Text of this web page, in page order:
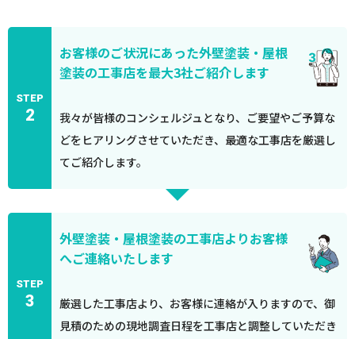
STEP
2
お客様のご状況にあった外壁塗装・屋根
塗装の工事店を最大3社ご紹介します
我々が皆様のコンシェルジュとなり、ご要望やご予算な
どをヒアリングさせていただき、最適な工事店を厳選し
てご紹介します。
STEP
3
外壁塗装・屋根塗装の工事店よりお客様
へご連絡いたします
厳選した工事店より、お客様に連絡が入りますので、御
見積のための現地調査日程を工事店と調整していただき